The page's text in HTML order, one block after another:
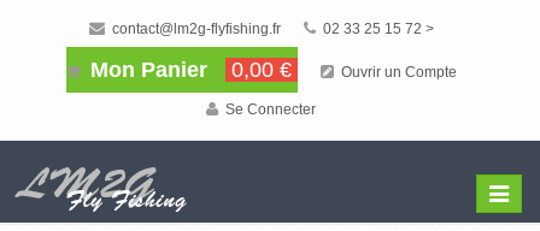
contact@lm2g-flyfishing.fr 02 33 25 15 72 >
Mon Panier 0,00 € Ouvrir un Compte
Se Connecter
Menu